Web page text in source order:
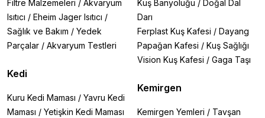
Filtre Malzemeleri / Akvaryum
Isıtıcı / Eheim Jager Isıtıcı /
Sağlık ve Bakım / Yedek
Parçalar / Akvaryum Testleri
Kedi
Kuru Kedi Maması / Yavru Kedi
Maması / Yetişkin Kedi Maması
Kuş Banyoluğu / Doğal Dal
Darı
Ferplast Kuş Kafesi / Dayang
Papağan Kafesi / Kuş Sağlığı
Vision Kuş Kafesi / Gaga Taşı
Kemirgen
Kemirgen Yemleri / Tavşan